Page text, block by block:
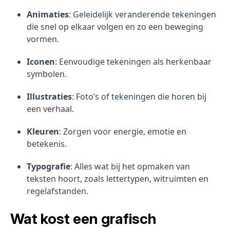
Animaties: Geleidelijk veranderende tekeningen
die snel op elkaar volgen en zo een beweging
vormen.
Iconen: Eenvoudige tekeningen als herkenbaar
symbolen.
Illustraties: Foto’s of tekeningen die horen bij
een verhaal.
Kleuren: Zorgen voor energie, emotie en
betekenis.
Typografie: Alles wat bij het opmaken van
teksten hoort, zoals lettertypen, witruimten en
regelafstanden.
Wat kost een grafisch